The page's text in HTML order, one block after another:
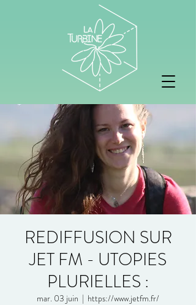
REDIFFUSION SUR
JET FM - UTOPIES
PLURIELLES :
mar. 03 juin
  |
https://www.jetfm.fr/